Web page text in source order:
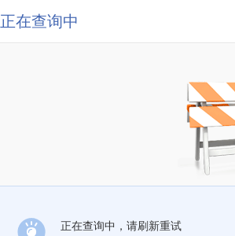
正在查询中
正在查询中，请刷新重试